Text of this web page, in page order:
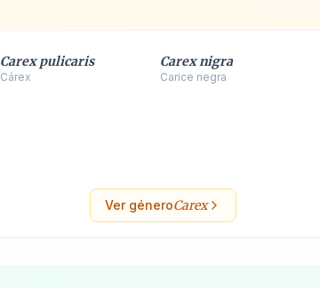
Carex pulicaris
Cárex
Carex nigra
Carice negra
Ver géneroCarex